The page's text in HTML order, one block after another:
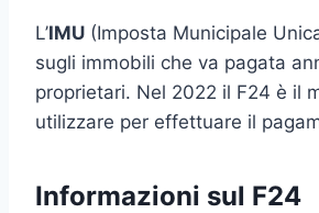
L’IMU (Imposta Municipale
sugli immobili che va pagata
proprietari. Nel 2022 il F24 è il
utilizzare per effettuare il
Informazioni sul F24